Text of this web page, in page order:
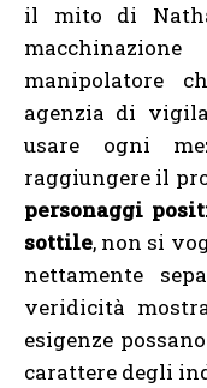
il mito di
manipolatore
agenzia di
usare ogni
raggiungere il
personaggi
sottile, non si
nettamente
veridicità
esigenze
carattere degli